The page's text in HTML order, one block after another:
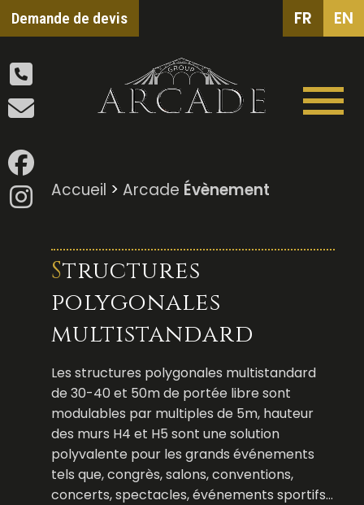
Demande de devis FR EN
Accueil > Arcade Évènement
Structures
polygonales
multistandard
Les structures polygonales multistandard
de 30-40 et 50m de portée libre sont
modulables par multiples de 5m, hauteur
des murs H4 et H5 sont une solution
polyvalente pour les grands événements
tels que, congrès, salons, conventions,
concerts, spectacles, événements sportifs…